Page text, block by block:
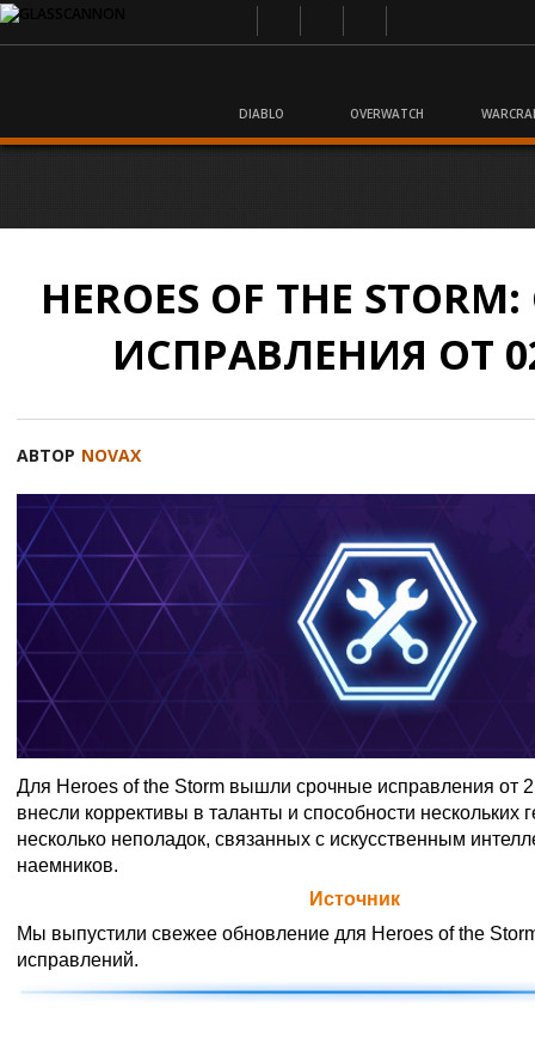
DIABLO OVERWATCH
HEROES OF THE
ИСПРАВЛЕНИЯ ОТ
АВТОР NOVAX
Для Heroes of the Storm вышли срочные исправления от 2
внесли коррективы в таланты и способности нескольких
несколько неполадок, связанных с искусственным
наемников.
Источник
Мы выпустили свежее обновление для Heroes of the
исправлений.